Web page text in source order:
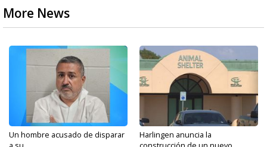
More News
Un hombre acusado de disparar
Harlingen anuncia la